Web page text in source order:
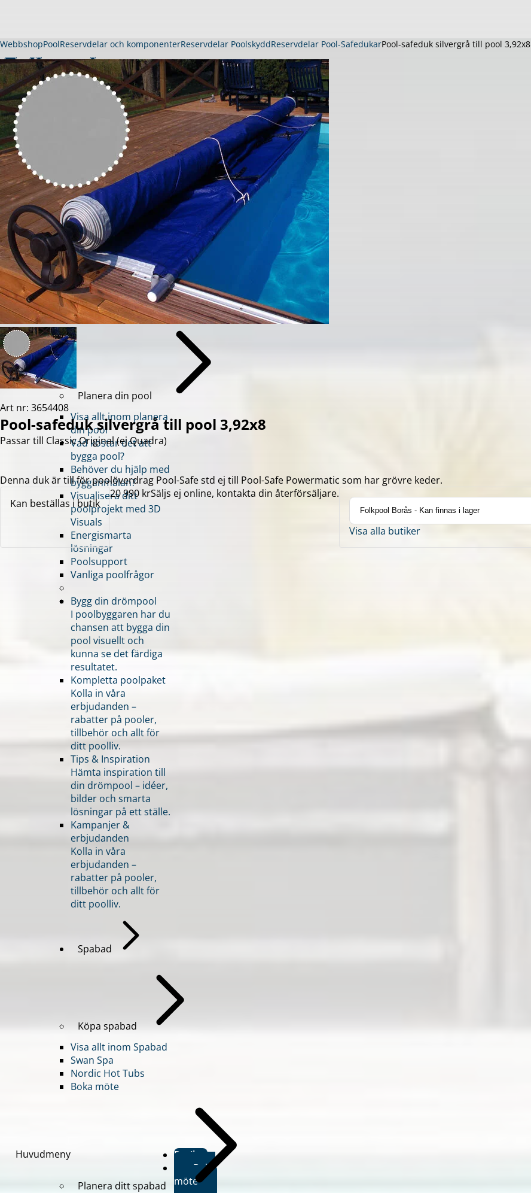
Huvudmeny
Köpa pool
Visa allt inom pool
Thermopool Dura
Thermopool Luxe
Träpool Quadra
Gardenpool
Långsmal pool
Energismarta poolen
Glasfiberpool
Aquashell
Boka möte
Planera din pool
Visa allt inom planera
din pool
Vad kostar det att
bygga pool?
Behöver du hjälp med
bygganmälan?
Visualisera ditt
poolprojekt med 3D
Visuals
Energismarta
lösningar
Poolsupport
Vanliga poolfrågor
Bygg din drömpool
I poolbyggaren har du
chansen att bygga din
pool visuellt och
kunna se det färdiga
resultatet.
Kompletta poolpaket
Kolla in våra
erbjudanden –
rabatter på pooler,
tillbehör och allt för
ditt poolliv.
Tips & Inspiration
Hämta inspiration till
din drömpool – idéer,
bilder och smarta
lösningar på ett ställe.
Kampanjer &
erbjudanden
Kolla in våra
erbjudanden –
rabatter på pooler,
tillbehör och allt för
ditt poolliv.
Spabad
Köpa spabad
Visa allt inom Spabad
Swan Spa
Nordic Hot Tubs
Boka möte
Planera ditt spabad
Butiker
Boka
möte
WebbshopPoolReservdelar och komponenterReservdelar PoolskyddReservdelar Pool-SafedukarPool-safeduk silvergrå till pool 3,92x8
Art nr: 3654408
Pool-safeduk silvergrå till pool 3,92x8
Passar till Classic Original (ej Quadra)
Denna duk är till för poolöverdrag Pool-Safe std ej till Pool-Safe Powermatic som har grövre keder.
Kan beställas i butik
20 990 krSäljs ej online, kontakta din återförsäljare.
Visa alla butiker